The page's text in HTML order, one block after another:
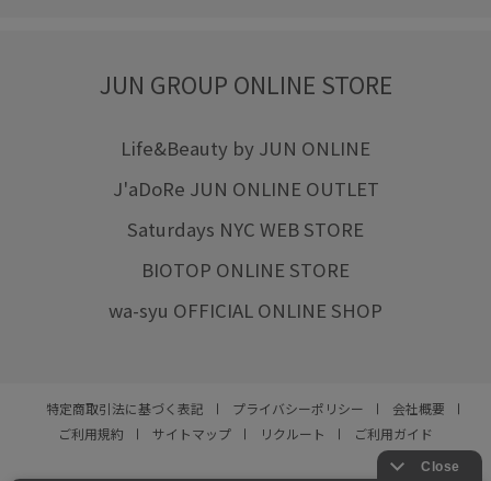
JUN GROUP ONLINE STORE
Life&Beauty by JUN ONLINE
J'aDoRe JUN ONLINE OUTLET
Saturdays NYC WEB STORE
BIOTOP ONLINE STORE
wa-syu OFFICIAL ONLINE SHOP
特定商取引法に基づく表記 プライバシーポリシー
会社概要
ご利用規約
サイトマップ リクルート ご利用ガイド